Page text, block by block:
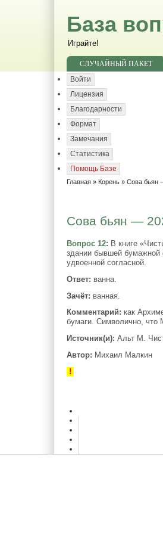
База
Играйте!
СЛУЧАЙНЫЙ ПАКЕТ
Войти
Лицензия
Благодарности
Формат
Замечания
Статистика
Помощь Базе
Главная » Корень »Сова бьян
Сова бьян —
Вопрос 12: В книге
здании бывшей бумажной
удвоенной согласной.
Ответ: ванна.
Зачёт: ванная.
Комментарий: как
бумаги. Символично, что
Источник(и): Альт М.
Автор: Михаил Малкин
!